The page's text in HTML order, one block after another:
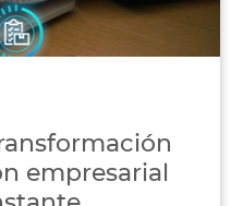
empresarial